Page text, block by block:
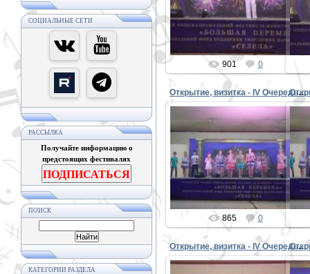
СОЦИАЛЬНЫЕ СЕТИ
РАССЫЛКА
Получайте информацию о
предстоящих фестивалях
ПОДПИСАТЬСЯ
ПОИСК
КАТЕГОРИИ РАЗДЕЛА
PETER
901 0
Открытие, визитка - IV Очередь 16
08.09.2015
PETER
865 0
Открытие, визитка - IV Очередь 12